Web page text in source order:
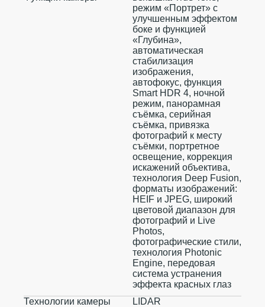
режим «Портрет» с
улучшенным эффектом
боке и функцией
«Глубина»,
автоматическая
стабилизация
изображения,
автофокус, функция
Smart HDR 4, ночной
режим, панорамная
съёмка, серийная
съëмка, привязка
фотографий к месту
съёмки, портретное
освещение, коррекция
искажений объектива,
технология Deep Fusion,
форматы изображений:
HEIF и JPEG, широкий
цветовой диапазон для
фотографий и Live
Photos,
фотографические стили,
технология Photonic
Engine, передовая
система устранения
эффекта красных глаз
Технологии камеры
LIDAR